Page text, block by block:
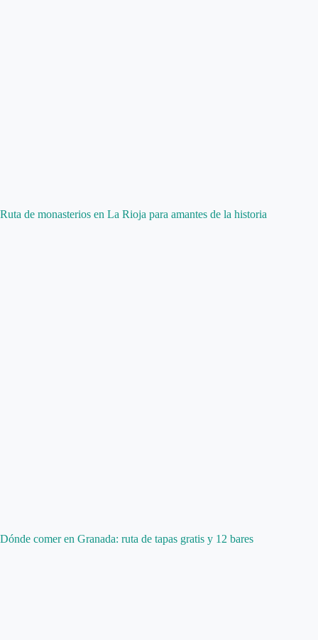
Ruta de monasterios en La Rioja para amantes de la historia
Dónde comer en Granada: ruta de tapas gratis y 12 bares